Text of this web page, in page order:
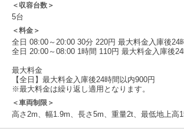
＜収容台数＞
5台
＜料金＞
全日 08:00～20:00 30分 220円 最大料金入庫後24
全日 20:00～08:00 1時間 110円 最大料金入庫後
最大料金
【全日】最大料金入庫後24時間以内900円
※最大料金は繰り返し適用となります。
＜車両制限＞
高さ2m、幅1.9m、長さ5m、重量2t、最低地上高